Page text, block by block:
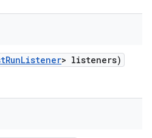
RunListener> listeners)